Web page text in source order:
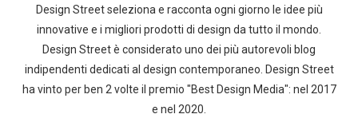
Design Street seleziona e racconta ogni giorno le idee più
innovative e i migliori prodotti di design da tutto il mondo.
Design Street è considerato uno dei più autorevoli blog
indipendenti dedicati al design contemporaneo. Design Street
ha vinto per ben 2 volte il premio "Best Design Media": nel 2017
e nel 2020.